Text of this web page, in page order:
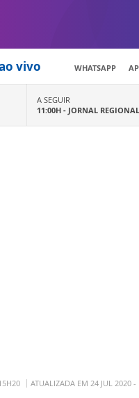
vivo WHATSAPP
A SEGUIR
11:00H - JORNAL REGIONAL
ATUALIZADA EM 24 JUL 2020 -